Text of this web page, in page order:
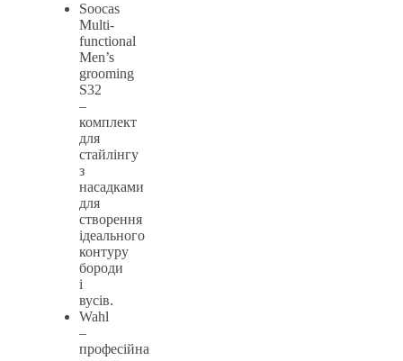
Soocas
Multi-
functional
Men’s
grooming
S32
–
комплект
для
стайлінгу
з
насадками
для
створення
ідеального
контуру
бороди
і
вусів.
Wahl
–
професійна